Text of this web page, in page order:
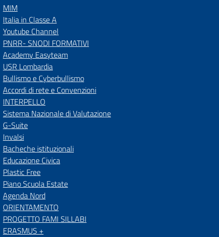
MIM
Italia in Classe A
Youtube Channel
PNRR- SNODI FORMATIVI
Academy Easyteam
USR Lombardia
Bullismo e Cyberbullismo
Accordi di rete e Convenzioni
INTERPELLO
Sistema Nazionale di Valutazione
G-Suite
Invalsi
Bacheche istituzionali
Educazione Civica
Plastic Free
Piano Scuola Estate
Agenda Nord
ORIENTAMENTO
PROGETTO FAMI SILLABI
ERASMUS +